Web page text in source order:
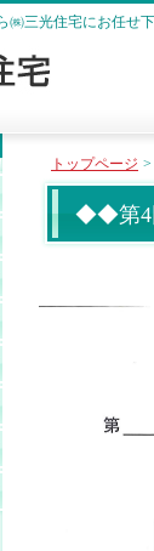
三光住宅にお任せ下
トップページ >
◆◆第4